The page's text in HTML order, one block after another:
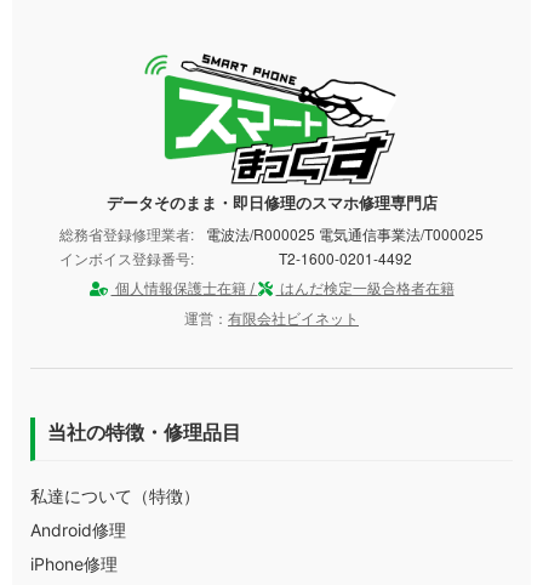
データそのまま・即日修理のスマホ修理専門店
総務省登録修理業者:
電波法/R000025 電気通信事業法/T000025
インボイス登録番号:
T2-1600-0201-4492
個人情報保護士在籍 /
はんだ検定一級合格者在籍
運営： 有限会社ビイネット
当社の特徴・修理品目
私達について（特徴）
Android修理
iPhone修理